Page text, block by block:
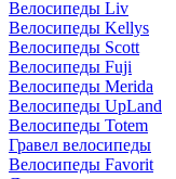
Велосипеды Liv
Велосипеды Kellys
Велосипеды Scott
Велосипеды Fuji
Велосипеды Merida
Велосипеды UpLand
Велосипеды Totem
Гравел велосипеды
Велосипеды Favorit